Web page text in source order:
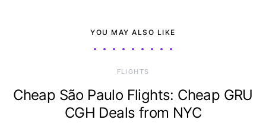
YOU MAY ALSO LIKE
​FLIGHTS
Cheap São Paulo Flights: Cheap GRU
CGH Deals from NYC